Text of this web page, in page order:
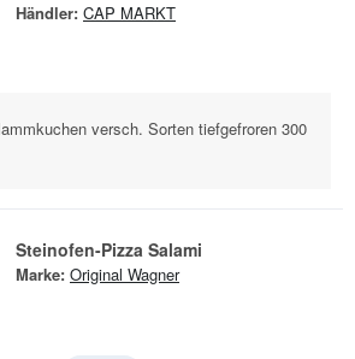
Händler: CAP MARKT
versch. Sorten tiefgefroren 300
Steinofen-Pizza Salami
Marke: Original Wagner